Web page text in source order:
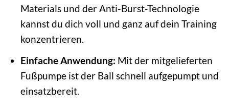
Materials und der Anti-Burst-Technologie
kannst du dich voll und ganz auf dein Training
konzentrieren.
Einfache Anwendung: Mit der mitgelieferten
Fußpumpe ist der Ball schnell aufgepumpt und
einsatzbereit.